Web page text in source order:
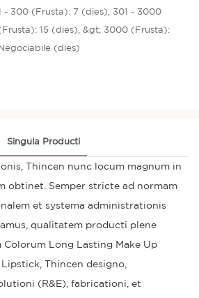
- 300 (Frusta): 7 (dies), 301 - 3000
15 (dies), &gt; 3000 (Frusta):
Negociabile (dies)
Singula Producti
Thincen nunc locum magnum in
obtinet. Semper stricte ad normam
et systema administrationis
qualitatem producti plene
Colorum Long Lasting Make Up
Thincen designo,
(R&E), fabricationi, et